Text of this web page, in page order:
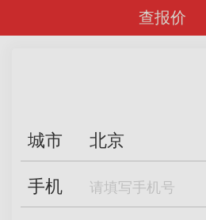
查报价
城市 北京
手机